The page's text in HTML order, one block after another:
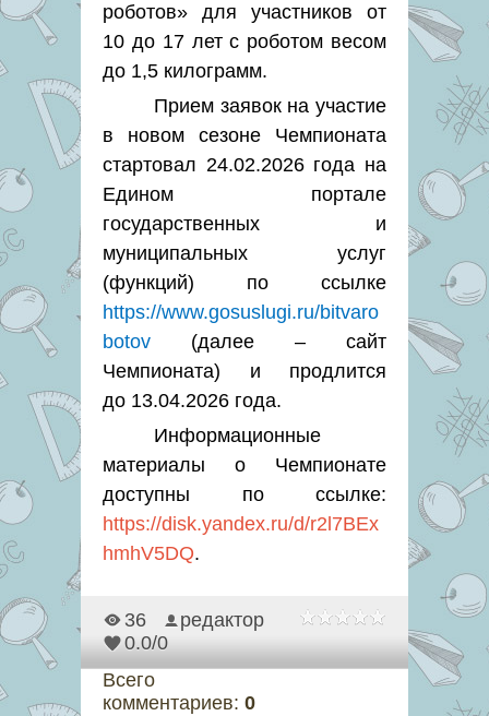
роботов» для участников от
10 до 17 лет с роботом весом
до 1,5 килограмм.
Прием заявок на участие
в новом сезоне Чемпионата
стартовал 24.02.2026 года на
Едином портале
государственных и
муниципальных услуг
(функций) по ссылке
https://www.gosuslugi.ru/bitvaro
botov (далее – сайт
Чемпионата) и продлится
до 13.04.2026 года.
Информационные
материалы о Чемпионате
доступны по ссылке:
https://disk.yandex.ru/d/r2l7BEx
hmhV5DQ.
36
редактор
0.0/0
Всего
комментариев: 0